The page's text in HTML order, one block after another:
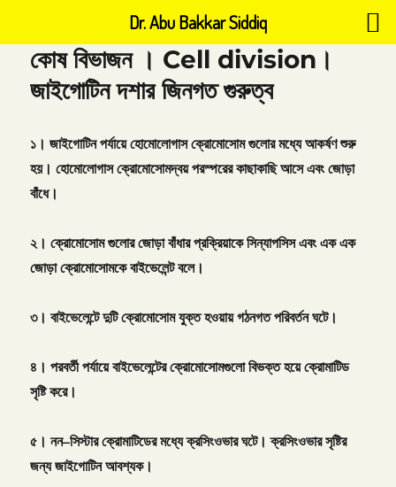
কোষ বিভাজন । Cell division।
জাইগোটিন দশার জিনগত গুরুত্ব
১। জাইগোটিনপর্যায়েহোমোলোগাসক্রোমোসোমগুলোরমধ্যেআকর্ষণশুরু
হয়। হোমোলোগাসক্রোমোসোমদ্বয়পরস্পরেরকাছাকাছিআসেএবংজোড়া
বাঁধে।
২। ক্রোমোসোমগুলোরজোড়াবাঁধারপ্রক্রিয়াকেসিন্যাপসিসএবংএকএক
জোড়াক্রোমোসোমকেবাইভেলেন্টবলে।
৩। বাইভেলেন্টেদুটিক্রোমোসোমযুক্তহওয়ায়গঠনগতপরিবর্তনঘটে।
৪। পরবর্তীপর্যায়েবাইভেলেন্টেরক্রোমোসোমগুলোবিভক্তহয়েক্রোমাটিড
সৃষ্টিকরে।
৫। নন–সিস্টারক্রোমাটিডেরমধ্যেক্রসিংওভারঘটে। ক্রসিংওভারসৃষ্টির
জন্যজাইগোটিনআবশ্যক।
Dr. Abu Bakkar Siddiq